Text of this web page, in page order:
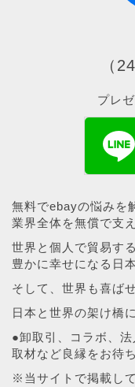
（
プレ
無料でebayの悩みを
業界全体を無償で支
世界と個人で貿易す
豊かに幸せになる日
そして、世界も喜ばせ
日本と世界の架け橋
●卸取引、コラボ、法
取材など良縁をお待
※当サイトで掲載し